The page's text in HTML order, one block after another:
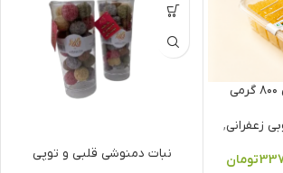
زعفرانی,
تومان نبات دمنوشی قلبی و توپی